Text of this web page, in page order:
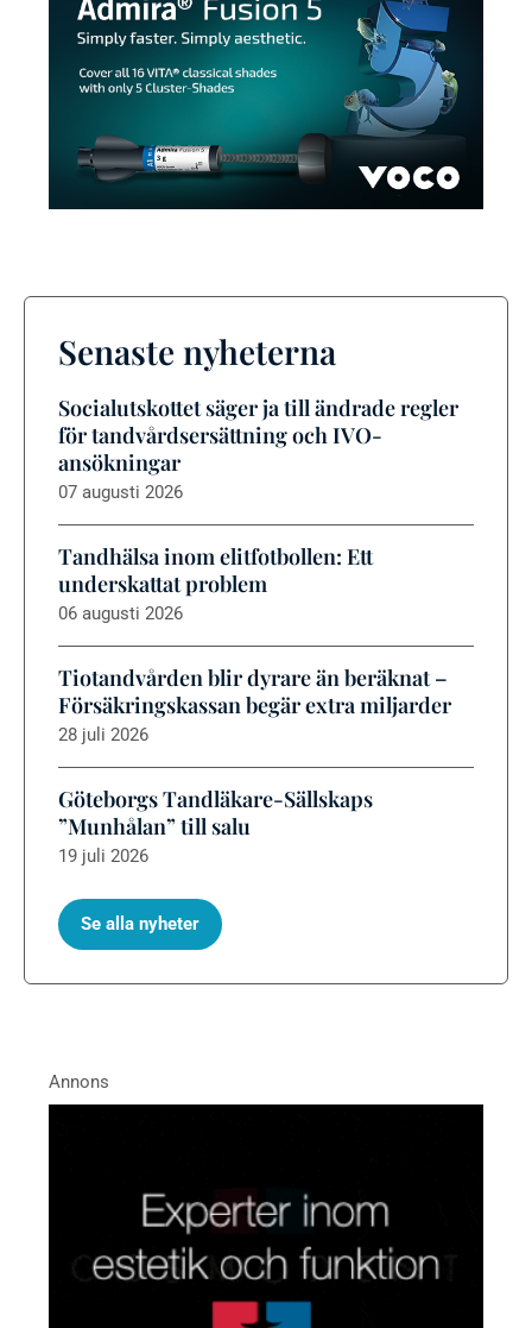
Senaste nyheterna
Socialutskottet säger ja till ändrade regler
för tandvårdsersättning och IVO-
ansökningar
07 augusti 2026
Tandhälsa inom elitfotbollen: Ett
underskattat problem
06 augusti 2026
Tiotandvården blir dyrare än beräknat –
Försäkringskassan begär extra miljarder
28 juli 2026
Göteborgs Tandläkare-Sällskaps
”Munhålan” till salu
19 juli 2026
Se alla nyheter